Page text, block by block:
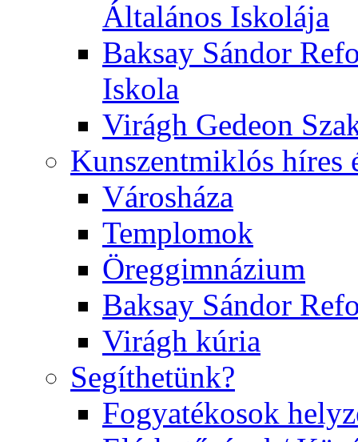
Általános Iskolája
Baksay Sándor
Iskola
Virágh Gedeon
Kunszentmiklós híres
Városháza
Templomok
Öreggimnázium
Baksay Sándor
Virágh kúria
Segíthetünk?
Fogyatékosok